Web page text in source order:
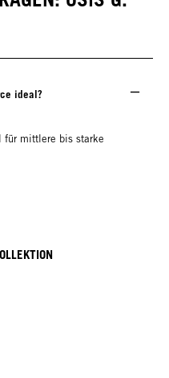
ideal?
für mittlere bis starke